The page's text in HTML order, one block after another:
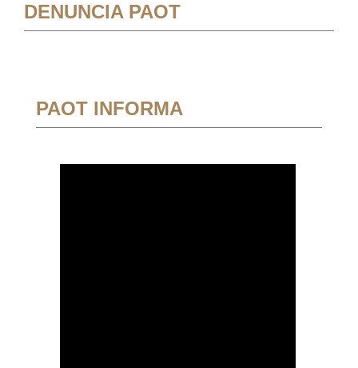
DENUNCIA PAOT
PAOT INFORMA